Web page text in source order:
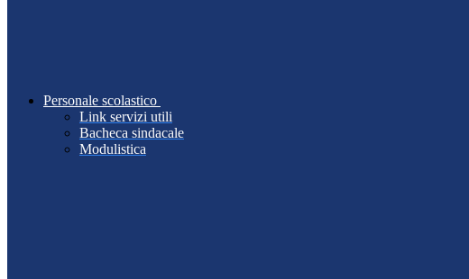
Personale scolastico
Link servizi utili
Bacheca sindacale
Modulistica